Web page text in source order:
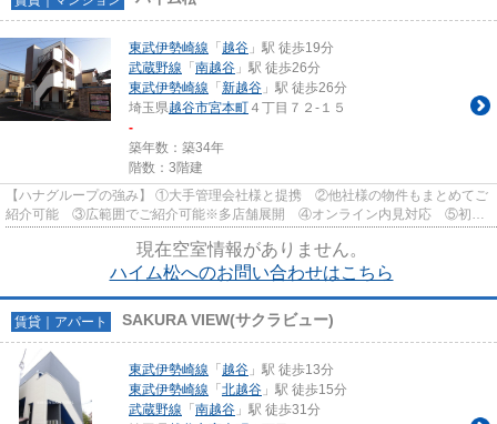
東武伊勢崎線 「 越谷 」駅 徒歩19分
武蔵野線 「 南越谷 」駅 徒歩26分
東武伊勢崎線 「 新越谷 」駅 徒歩26分
埼玉県越谷市宮本町 ４丁目７２-１５
-
築年数：築34年
階数：3階建
【ハナグループの強み】 ①大手管理会社様と提携 ②他社様の物件もまとめてご
紹介可能 ③広範囲でご紹介可能※多店舗展開 ④オンライン内見対応 ⑤初期
現在空室情報がありません。
ハイム松へのお問い合わせはこちら
賃貸｜アパート SAKURA VIEW(サクラビュー)
東武伊勢崎線 「 越谷 」駅 徒歩13分
東武伊勢崎線 「 北越谷 」駅 徒歩15分
武蔵野線 「 南越谷 」駅 徒歩31分